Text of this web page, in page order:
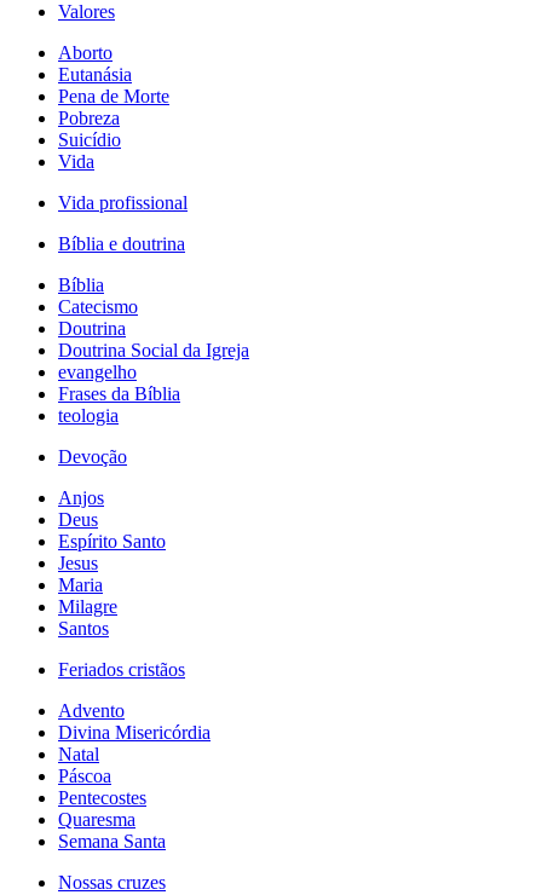
Valores
Aborto
Eutanásia
Pena de Morte
Pobreza
Suicídio
Vida
Vida profissional
Bíblia e doutrina
Bíblia
Catecismo
Doutrina
Doutrina Social da Igreja
evangelho
Frases da Bíblia
teologia
Devoção
Anjos
Deus
Espírito Santo
Jesus
Maria
Milagre
Santos
Feriados cristãos
Advento
Divina Misericórdia
Natal
Páscoa
Pentecostes
Quaresma
Semana Santa
Nossas cruzes